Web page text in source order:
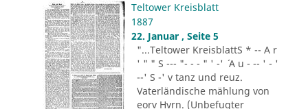
Teltower Kreisblatt
1887
22. Januar , Seite 5
"...Teltower KreisblattS * -- A r
' " " S --- "- - - " ' -' ´ A u - -- ' - '
--' S -' v tanz und reuz.
Vaterländische mählung von
eorv Hvrn. (Unbefugter